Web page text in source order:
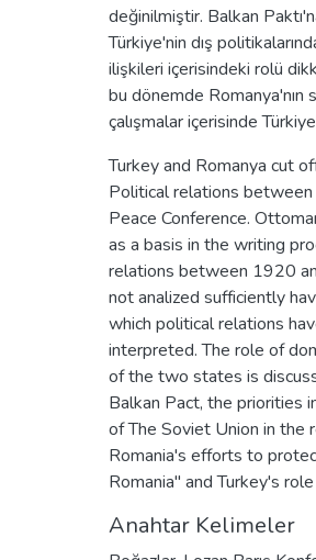
değinilmiştir. Balkan
Türkiye'nin dış
ilişkileri içerisindeki rolü
bu dönemde Romanya'nın
çalışmalar içerisinde
Turkey and Romanya cut
Political relations
Peace Conference.
as a basis in the writing
relations between 1920
not analized sufficiently
which political relations
interpreted. The role of
of the two states is
Balkan Pact, the priorities
of The Soviet Union in the
Romania's efforts to
Romania" and Turkey's
Anahtar Kelimeler